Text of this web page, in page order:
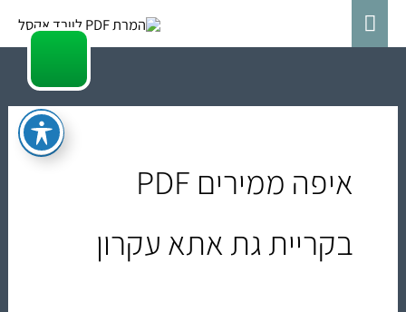
תפריט
איפה ממירים PDF
בקריית גת אתא עקרון